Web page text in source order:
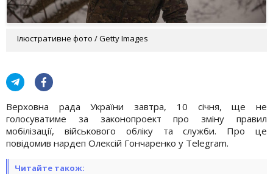
Ілюстративне фото / Getty Images
Верховна рада України завтра, 10 січня, ще не
голосуватиме за законопроект про зміну правил
мобілізації, військового обліку та служби. Про це
повідомив нардеп Олексій Гончаренко у Telegram.
Читайте також: